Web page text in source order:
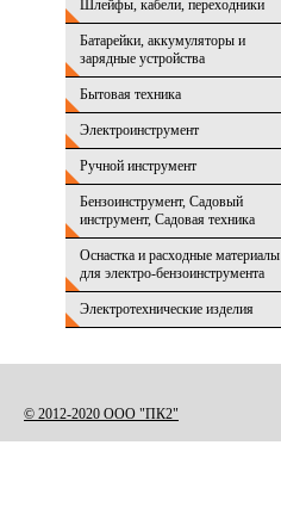
Шлейфы, кабели, переходники
Батарейки, аккумуляторы и
зарядные устройства
Бытовая техника
Электроинструмент
Ручной инструмент
Бензоинструмент, Садовый
инструмент, Садовая техника
Оснастка и расходные материалы
для электро-бензоинструмента
Электротехнические изделия
© 2012-2020 ООО "ПК2"